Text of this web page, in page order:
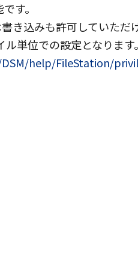
す。
込みも許可していただ
単位での設定となります。
help/FileStation/